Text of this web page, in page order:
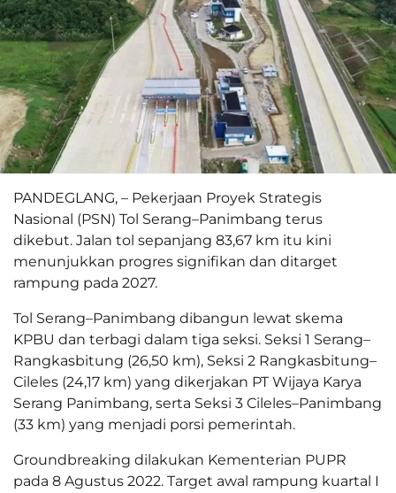
PANDEGLANG, – Pekerjaan Proyek Strategis
Nasional (PSN) Tol Serang–Panimbang terus
dikebut. Jalan tol sepanjang 83,67 km itu kini
menunjukkan progres signifikan dan ditarget
rampung pada 2027.
Tol Serang–Panimbang dibangun lewat skema
KPBU dan terbagi dalam tiga seksi. Seksi 1 Serang–
Rangkasbitung (26,50 km), Seksi 2 Rangkasbitung–
Cileles (24,17 km) yang dikerjakan PT Wijaya Karya
Serang Panimbang, serta Seksi 3 Cileles–Panimbang
(33 km) yang menjadi porsi pemerintah.
Groundbreaking dilakukan Kementerian PUPR
pada 8 Agustus 2022. Target awal rampung kuartal I